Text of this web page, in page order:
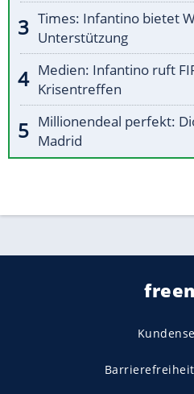
Times: Infantino bietet
Unterstützung
Medien: Infantino ruft
Krisentreffen
Millionendeal perfekt:
Madrid